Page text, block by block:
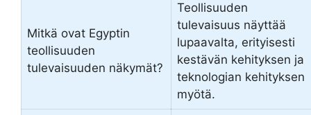
Mitkä ovat Egyptin
teollisuuden
tulevaisuuden näkymät?
Teollisuuden
tulevaisuus näyttää
lupaavalta, erityisesti
kestävän kehityksen ja
teknologian kehityksen
myötä.